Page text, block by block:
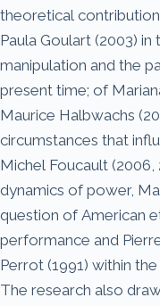
theoretical
Paula Goulart (2003)
manipulation and the
present time; of
Maurice Halbwachs
circumstances that
Michel Foucault (2006,
dynamics of power,
question of American
performance and
Perrot (1991) within
The research also